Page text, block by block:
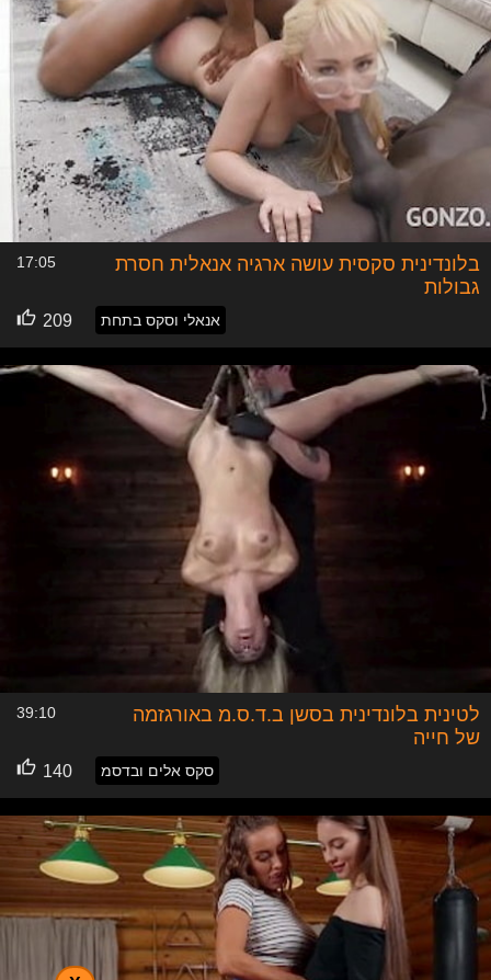
בלונדינית סקסית עושה ארגיה אנאלית חסרת
גבולות
17:05
אנאלי וסקס בתחת 209
לטינית בלונדינית בסשן ב.ד.ס.מ באורגזמה
של חייה
39:10
סקס אלים ובדסמ 140